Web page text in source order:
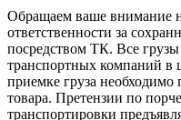
Обращаем ваше внимание
ответственности за
посредством ТК. Все
транспортных компаний в
приемке груза необходимо
товара. Претензии по
транспортировки